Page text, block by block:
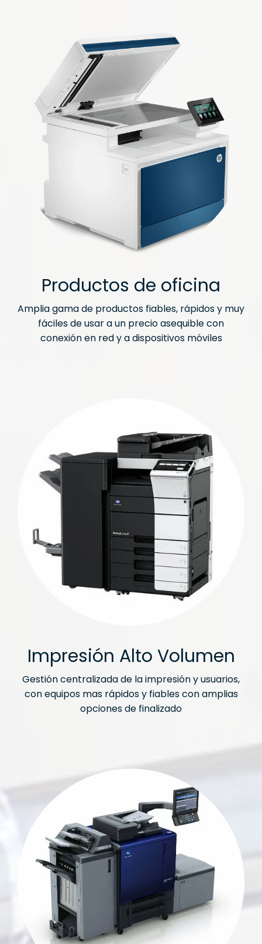
Productos de oficina
Amplia gama de productos fiables, rápidos y muy
fáciles de usar a un precio asequible con
conexión en red y a dispositivos móviles
Impresión Alto Volumen
Gestión centralizada de la impresión y usuarios,
con equipos mas rápidos y fiables con amplias
opciones de finalizado